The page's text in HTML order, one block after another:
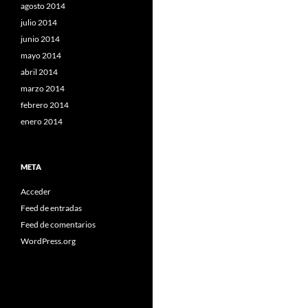
agosto 2014
julio 2014
junio 2014
mayo 2014
abril 2014
marzo 2014
febrero 2014
enero 2014
META
Acceder
Feed de entradas
Feed de comentarios
WordPress.org